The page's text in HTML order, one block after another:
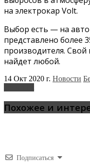
на электрокар Volt.
Выбор есть — на
представлено более
производителя.
найдет любой.
14 Окт 2020 г. Новости
Похожее и
Подписаться